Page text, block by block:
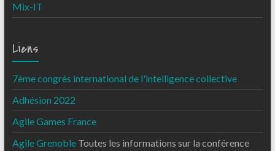
Mix-IT
Liens
7ème congrès international de l'intelligence collective
Adhésion 2022
Agile Games France
Agile GrenobleToutes les informations sur la conférence